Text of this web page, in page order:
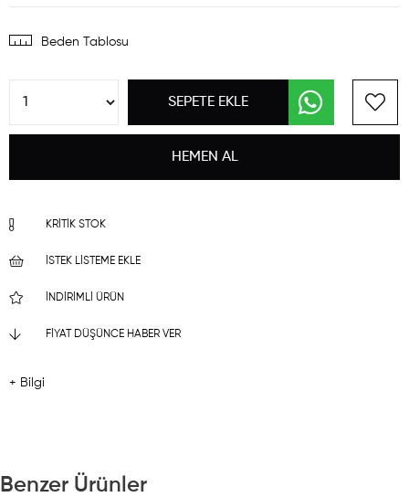
Beden Tablosu
KRITIK STOK
İSTEK LISTEME EKLE
İNDIRIMLI ÜRÜN
FIYAT DÜŞÜNCE HABER VER
+ Bilgi
Benzer Ürünler